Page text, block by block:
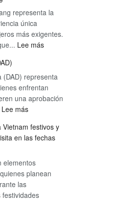
representa la
única
más exigentes.
Lee más:
Da
Nang
(DAD) representa
enfrentan
una aprobación
Lee más:
urgente
en
hora
(DAD)
Vietnam festivos y
en las fechas
elementos
planean
las
festividades